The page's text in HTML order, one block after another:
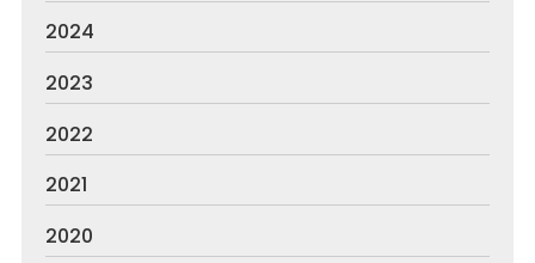
2024
2023
2022
2021
2020